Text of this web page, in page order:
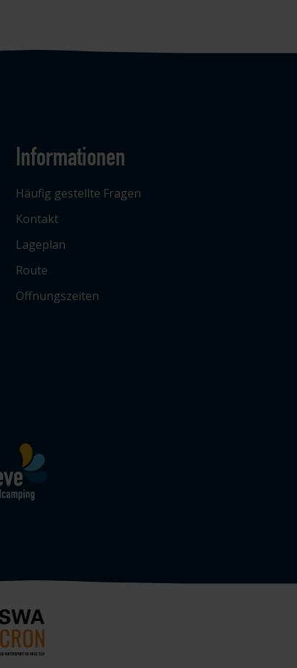
Informationen
Häufig gestellte Fragen
Kontakt
Lageplan
Route
Öffnungszeiten